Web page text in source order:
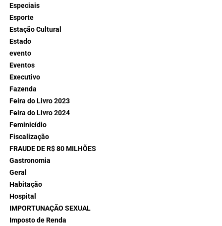
Especiais
Esporte
Estação Cultural
Estado
evento
Eventos
Executivo
Fazenda
Feira do Livro 2023
Feira do Livro 2024
Feminicídio
Fiscalização
FRAUDE DE R$ 80 MILHÕES
Gastronomia
Geral
Habitação
Hospital
IMPORTUNAÇÃO SEXUAL
Imposto de Renda